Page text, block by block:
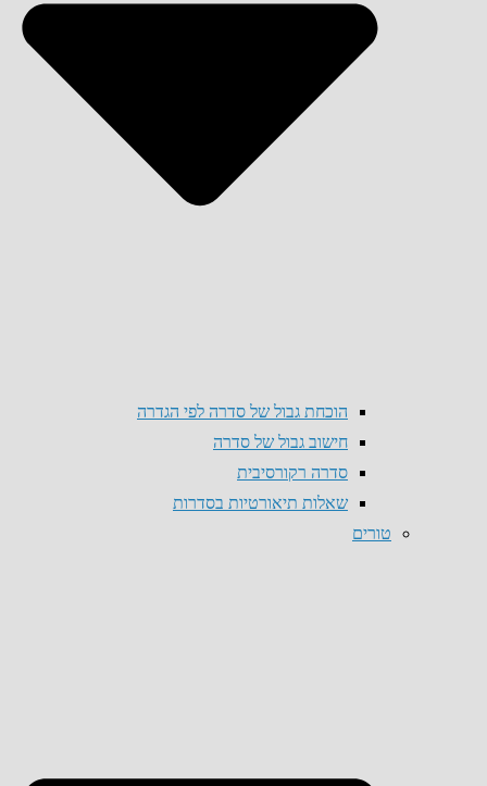
הוכחת גבול של סדרה לפי הגדרה
חישוב גבול של סדרה
סדרה רקורסיבית
שאלות תיאורטיות בסדרות
טורים